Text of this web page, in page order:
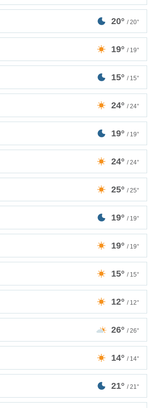
20° / 20°
19° / 19°
15° / 15°
24° / 24°
19° / 19°
24° / 24°
25° / 25°
19° / 19°
19° / 19°
15° / 15°
12° / 12°
26° / 26°
14° / 14°
21° / 21°